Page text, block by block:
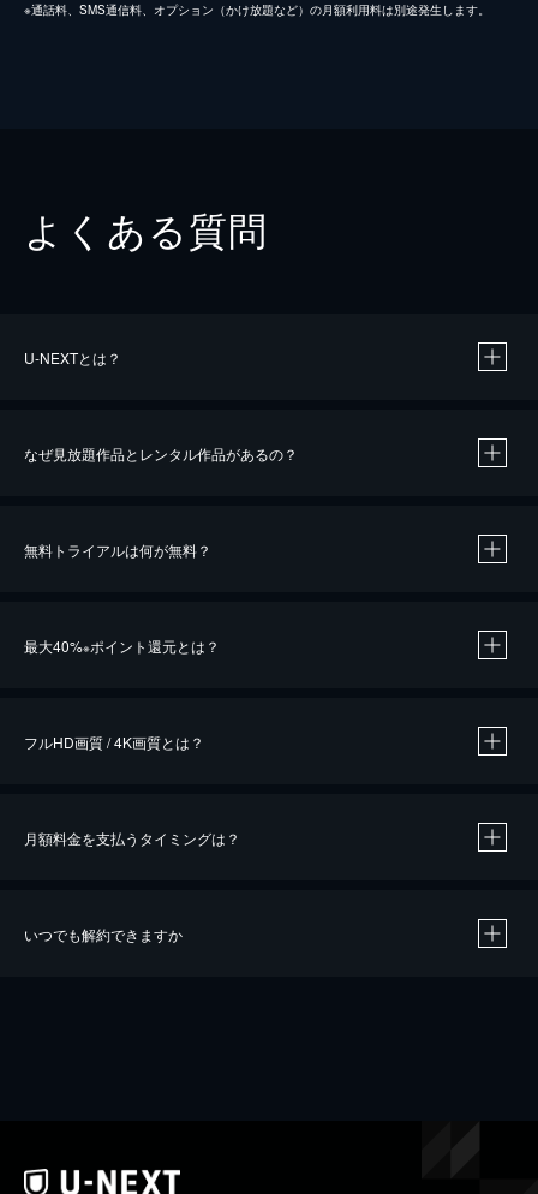
※通話料、SMS通信料、オプション（かけ放題など）の月額利用料は別途発生します。
よくある質問
U-NEXTとは？
なぜ見放題作品とレンタル作品があるの？
無料トライアルは何が無料？
最大40%※ポイント還元とは？
※40％ポイント還元の対象は、クレジットカード決済による作品の購入 / レンタルです。
フルHD画質 / 4K画質とは？
月額料金を支払うタイミングは？
いつでも解約できますか